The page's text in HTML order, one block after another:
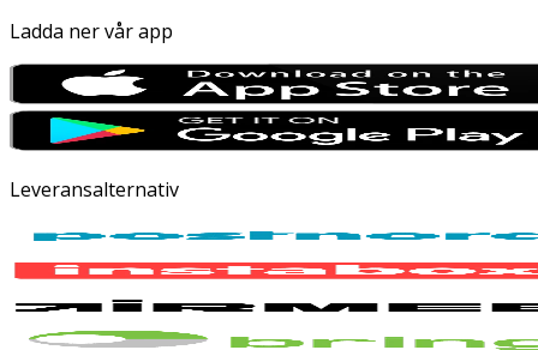
Ladda ner vår app
Leveransalternativ